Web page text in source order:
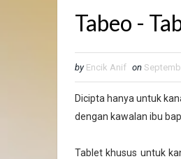
Tabeo -
by Encik Anif on
Dicipta hanya untuk
dengan kawalan ibu
Tablet khusus untuk